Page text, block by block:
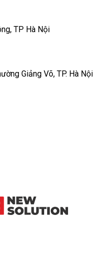
TP Hà Nội
Giảng Võ, TP. Hà Nội